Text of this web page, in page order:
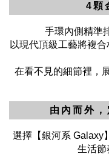
4顆
手環內側精準
以現代頂級工藝將複
在看不見的細節裡，
由內而外，
選擇【銀河系 Galaxy
生活節